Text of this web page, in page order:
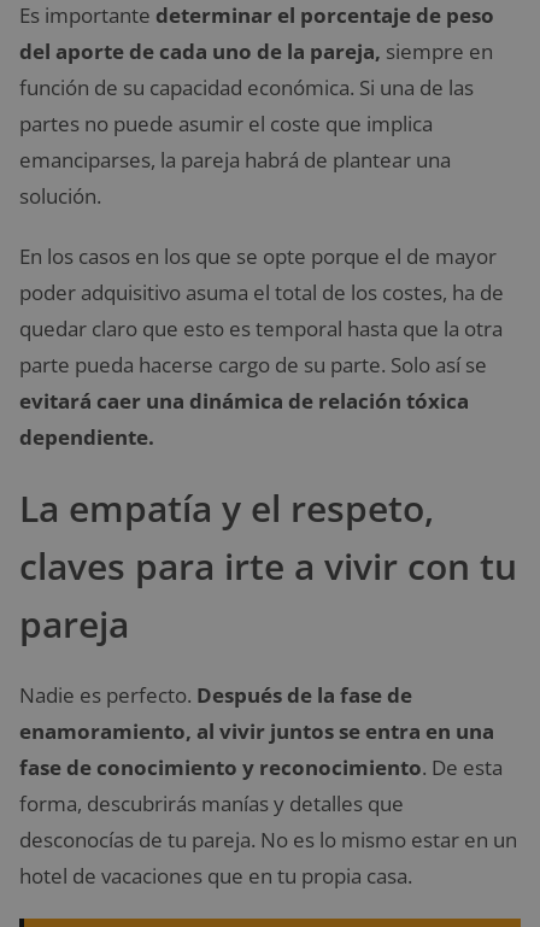
Es importante determinar el porcentaje de peso
del aporte de cada uno de la pareja, siempre en
función de su capacidad económica. Si una de las
partes no puede asumir el coste que implica
emanciparses, la pareja habrá de plantear una
solución.
En los casos en los que se opte porque el de mayor
poder adquisitivo asuma el total de los costes, ha de
quedar claro que esto es temporal hasta que la otra
parte pueda hacerse cargo de su parte. Solo así se
evitará caer una dinámica de relación tóxica
dependiente.
La empatía y el respeto,
claves para irte a vivir con tu
pareja
Nadie es perfecto. Después de la fase de
enamoramiento, al vivir juntos se entra en una
fase de conocimiento y reconocimiento. De esta
forma, descubrirás manías y detalles que
desconocías de tu pareja. No es lo mismo estar en un
hotel de vacaciones que en tu propia casa.